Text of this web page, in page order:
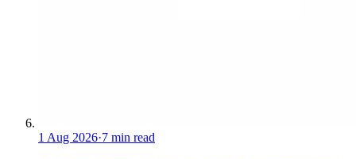
1 Aug 2026·7 min read